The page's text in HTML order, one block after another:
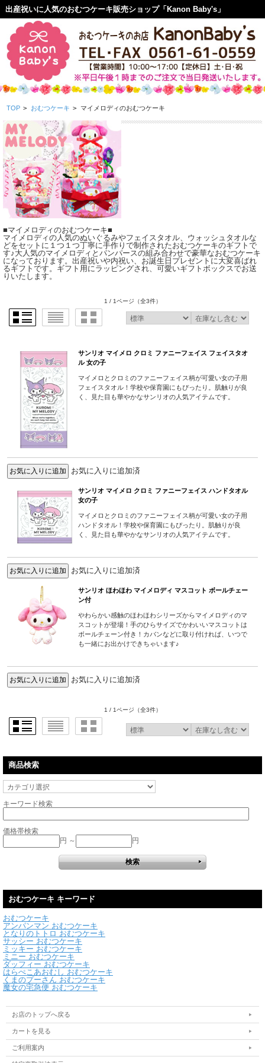
出産祝いに人気のおむつケーキ販売ショップ「Kanon Baby's」
TOP > おむつケーキ > マイメロディのおむつケーキ
■マイメロディのおむつケーキ■
マイメロディの人気のぬいぐるみやフェイスタオル、ウォッシュタオルな
どをセットに１つ１つ丁寧に手作りで制作されたおむつケーキのギフトで
す♪大人気のマイメロディとパンパースの組み合わせで豪華なおむつケーキ
になっております。出産祝いや内祝い、お誕生日プレゼントに大変喜ばれ
るギフトです。ギフト用にラッピングされ、可愛いギフトボックスでお送
りいたします。
1 / 1ページ （全3件）
サンリオ マイメロ クロミ ファニーフェイス フェイスタオ
ル 女の子
マイメロとクロミのファニーフェイス柄が可愛い女の子用
フェイスタオル！学校や保育園にもぴったり。肌触りが良
く、見た目も華やかなサンリオの人気アイテムです。
お気に入りに追加済
サンリオ マイメロ クロミ ファニーフェイス ハンドタオル
女の子
マイメロとクロミのファニーフェイス柄が可愛い女の子用
ハンドタオル！学校や保育園にもぴったり。肌触りが良
く、見た目も華やかなサンリオの人気アイテムです。
お気に入りに追加済
サンリオ ほわほわ マイメロディ マスコット ボールチェー
ン付
やわらかい感触のほわほわシリーズからマイメロディのマ
スコットが登場！手のひらサイズでかわいいマスコットは
ボールチェーン付き！カバンなどに取り付ければ、いつで
も一緒にお出かけできちゃいます♪
お気に入りに追加済
1 / 1ページ （全3件）
商品検索
キーワード検索
価格帯検索
円 ～
円
おむつケーキ キーワード
おむつケーキ
アンパンマン おむつケーキ
となりのトトロ おむつケーキ
サッシー おむつケーキ
ミッキー おむつケーキ
ミニー おむつケーキ
ダッフィー おむつケーキ
はらぺこあおむし おむつケーキ
くまのプーさん おむつケーキ
魔女の宅急便 おむつケーキ
お店のトップへ戻る
カートを見る
ご利用案内